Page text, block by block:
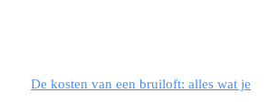
De kosten van een bruiloft: alles wat je